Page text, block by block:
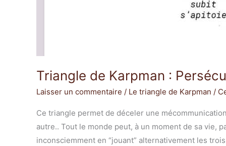
Triangle de Karpman :
Laisser un commentaire / Le triangle de Karpman /
Ce triangle permet de déceler une
autre.. Tout le monde peut, à un moment de sa vie,
inconsciemment en “jouant” alternativement les